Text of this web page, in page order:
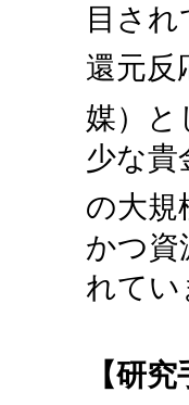
目さ
還元反
媒）と
少な貴
の大規
かつ資
れてい
【研究